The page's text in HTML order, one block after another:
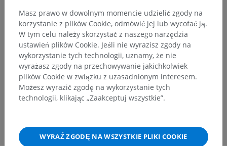
POBIERZ APLIKACJĘ
Masz prawo w dowolnym momencie udzielić zgody na
korzystanie z plików Cookie, odmówić jej lub wycofać ją.
W tym celu należy skorzystać z naszego narzędzia
ustawień plików Cookie. Jeśli nie wyrazisz zgody na
wykorzystanie tych technologii, uznamy, że nie
wyrażasz zgody na przechowywanie jakichkolwiek
plików Cookie w związku z uzasadnionym interesem.
Możesz wyrazić zgodę na wykorzystanie tych
technologii, klikając „Zaakceptuj wszystkie”.
WYRAŹ ZGODĘ NA WSZYSTKIE PLIKI COOKIE